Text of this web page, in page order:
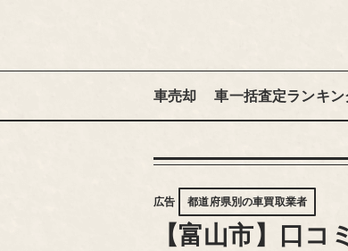
車売却 車一括査定ランキン
広告 都道府県別の車買取業者
【富山市】口